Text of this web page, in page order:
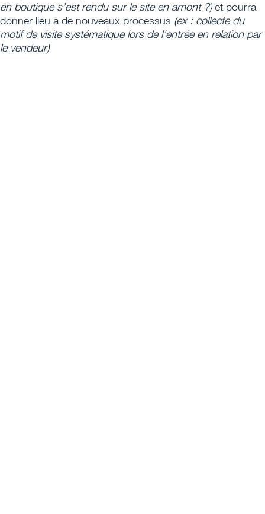
en boutique s’est rendu sur le site en amont ?)et pourra
donner lieu à de nouveaux processus (ex : collecte du
motif de visite systématique lors de l’entrée en relation par
le vendeur)